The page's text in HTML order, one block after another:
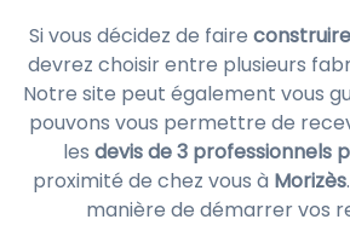
Si vous décidez de faire
devrez choisir entre plusieurs
Notre site peut également vous
pouvons vous permettre de
les devis de 3 professionnels
proximité de chez vous à Morizès
manière de démarrer vos